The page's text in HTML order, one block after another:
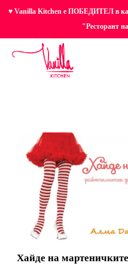
♥ Vanilla Kitchen е ПОБЕДИТЕЛ в
"Ресторант
Хайде на